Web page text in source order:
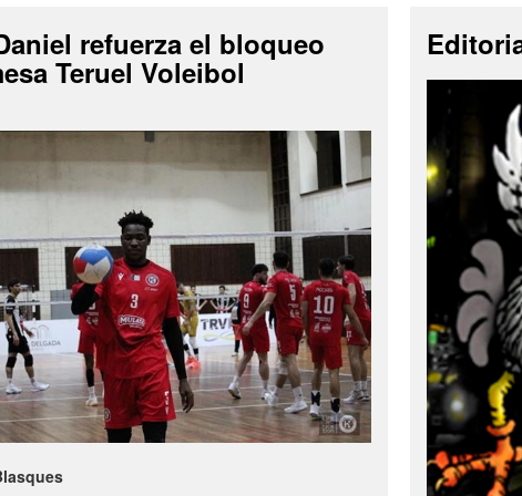
refuerza el bloqueo
Teruel Voleibol
Blasques